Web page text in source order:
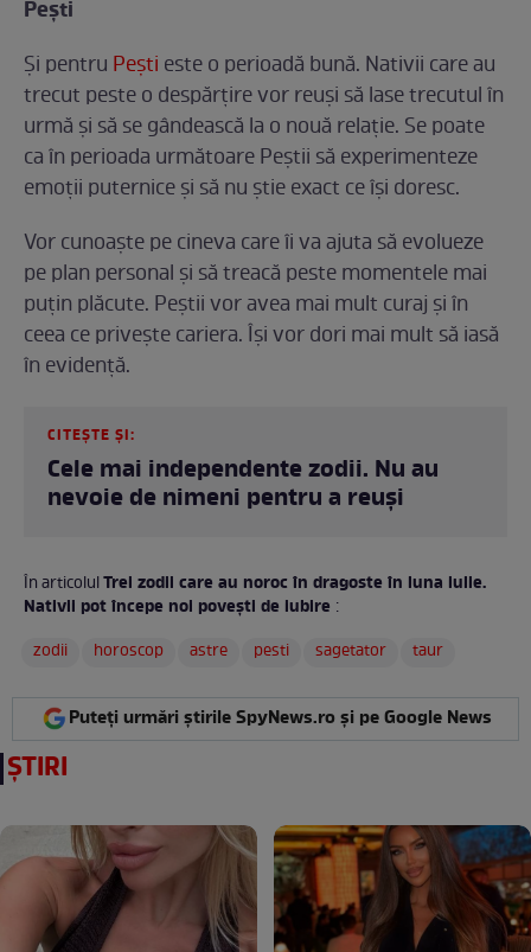
Pești
Și pentru Pești este o perioadă bună. Nativii care au
trecut peste o despărțire vor reuși să lase trecutul în
urmă și să se gândească la o nouă relație. Se poate
ca în perioada următoare Peștii să experimenteze
emoții puternice și să nu știe exact ce își doresc.
Vor cunoaște pe cineva care îi va ajuta să evolueze
pe plan personal și să treacă peste momentele mai
puțin plăcute. Peștii vor avea mai mult curaj și în
ceea ce privește cariera. Își vor dori mai mult să iasă
în evidență.
CITEȘTE ȘI:
Cele mai independente zodii. Nu au
nevoie de nimeni pentru a reuși
În articolulTrei zodii care au noroc în dragoste în luna iulie.
Nativii pot începe noi povești de iubire :
zodii
horoscop astre pesti sagetator taur
Puteți urmări știrile SpyNews.ro și pe Google News
ȘTIRI